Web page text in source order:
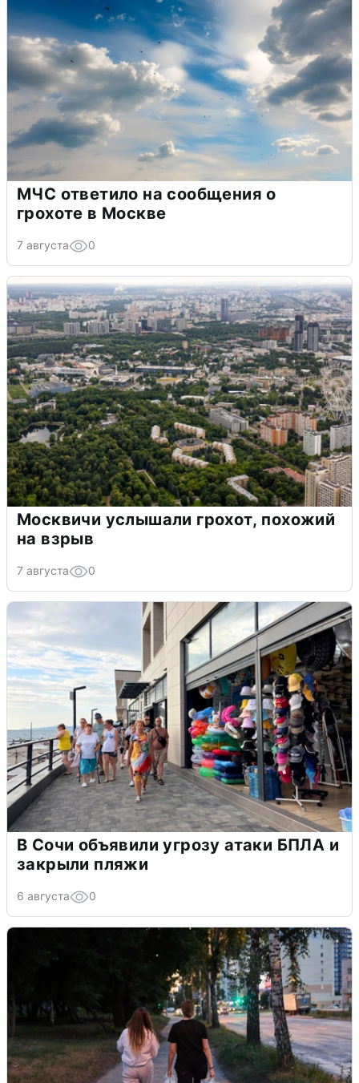
МЧС ответило на сообщения о
грохоте в Москве
7 августа 0
Москвичи услышали грохот, похожий
на взрыв
7 августа 0
В Сочи объявили угрозу атаки БПЛА и
закрыли пляжи
6 августа 0